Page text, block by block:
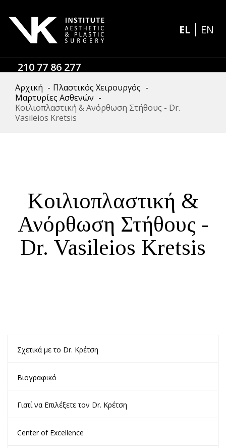
EL EN
210 77 86 277
Αρχική - Πλαστικός Χειρουργός -
Μαρτυρίες Ασθενών -
Κοιλιοπλαστική & Ανόρθωση Στήθους - Dr.
Vasileios Kretsis
Σχετικά με το Dr. Κρέτση
Βιογραφικό
Γιατί να Επιλέξετε τον Dr. Κρέτση
Center of Excellence
Κοιλιοπλαστική &
Ανόρθωση Στήθους -
Dr. Vasileios Kretsis